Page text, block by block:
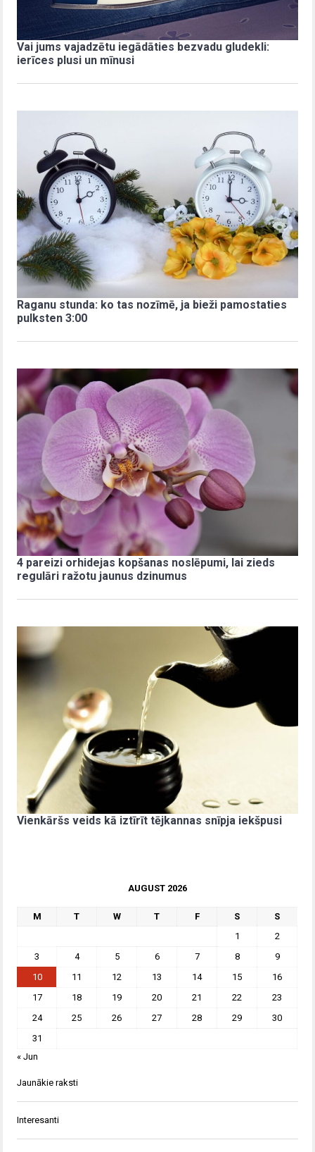
Vai jums vajadzētu iegādāties bezvadu gludekli:
ierīces plusi un mīnusi
Raganu stunda: ko tas nozīmē, ja bieži pamostaties
pulksten 3:00
4 pareizi orhidejas kopšanas noslēpumi, lai zieds
regulāri ražotu jaunus dzinumus
Vienkāršs veids kā iztīrīt tējkannas snīpja iekšpusi
AUGUST 2026
M T W T F S
S
1
2
3
4 5 6 7 8
9
10
11 12 13 14 15
16
17
18 19 20 21 22
23
24
25 26 27 28 29
30
31
« Jun
Jaunākie raksti
Interesanti